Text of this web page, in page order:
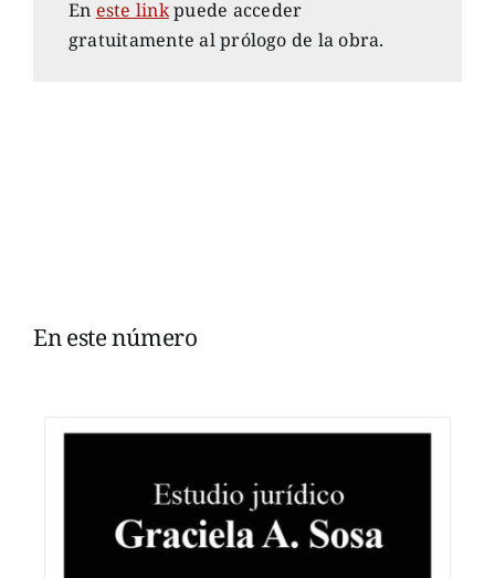
En este linkpuede acceder
gratuitamente al prólogo de la obra.
En este número